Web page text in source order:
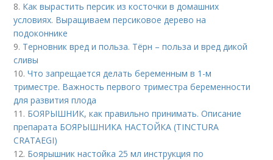
8. Как вырастить персик из косточки в домашних
условиях. Выращиваем персиковое дерево на
подоконнике
9. Терновник вред и польза. Тёрн – польза и вред дикой
сливы
10.Что запрещается делать беременным в 1-м
триместре. Важность первого триместра беременности
для развития плода
11. БОЯРЫШНИК, как правильно принимать. Описание
препарата БОЯРЫШНИКА НАСТОЙКА (TINCTURA
CRATAEGI)
12. Боярышник настойка 25 мл инструкция по